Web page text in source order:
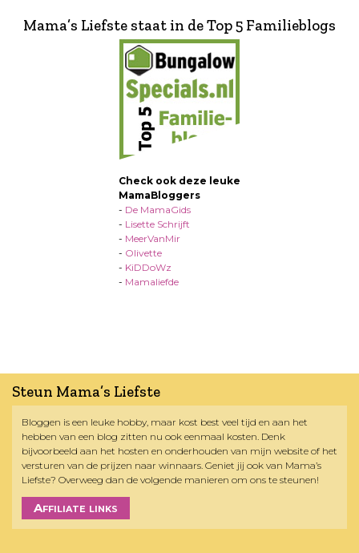
Mama’s Liefste staat in de Top 5 Familieblogs
Check ook deze leuke
MamaBloggers
- De MamaGids
- Lisette Schrijft
- MeerVanMir
- Olivette
- KiDDoWz
- Mamaliefde
Steun Mama’s Liefste
Bloggen is een leuke hobby, maar kost best veel tijd en aan het
hebben van een blog zitten nu ook eenmaal kosten. Denk
bijvoorbeeld aan het hosten en onderhouden van mijn website of het
versturen van de prijzen naar winnaars. Geniet jij ook van Mama’s
Liefste? Overweeg dan de volgende manieren om ons te steunen!
Affiliate links